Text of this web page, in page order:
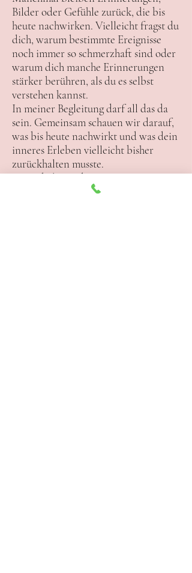
Bilder oder Gefühle zurück, die bis
heute nachwirken. Vielleicht fragst du
dich, warum bestimmte Ereignisse
noch immer so schmerzhaft sind oder
warum dich manche Erinnerungen
stärker berühren, als du es selbst
verstehen kannst.
In meiner Begleitung darf all das da
sein. Gemeinsam schauen wir darauf,
was bis heute nachwirkt und was dein
inneres Erleben vielleicht bisher
zurückhalten musste.
Wenn belastende Erinnerungen
verarbeitet werden können, entsteht